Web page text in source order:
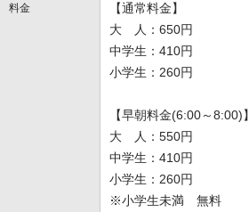
料金
【通常料金】
大 人：650円
中学生：410円
小学生：260円
【早朝料金(6:00～8:00)】
大 人：550円
中学生：410円
小学生：260円
※小学生未満 無料